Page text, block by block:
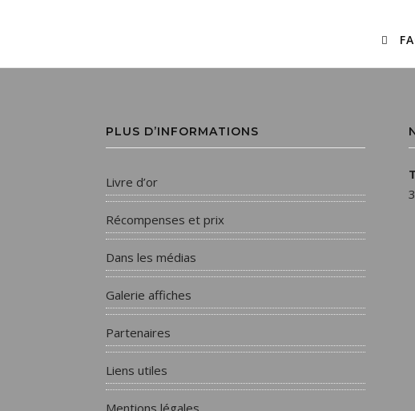
PLUS D’INFORMATIONS
Livre d’or
Récompenses et prix
Dans les médias
Galerie affiches
Partenaires
Liens utiles
Mentions légales